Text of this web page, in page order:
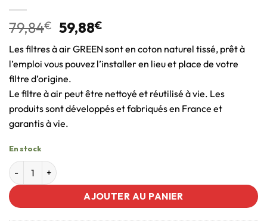
79,84€ 59,88€
Les filtres à air GREEN sont en coton naturel tissé, prêt à
l’emploi vous pouvez l’installer en lieu et place de votre
filtre d’origine.
Le filtre à air peut être nettoyé et réutilisé à vie. Les
produits sont développés et fabriqués en France et
garantis à vie.
En stock
AJOUTER AU PANIER